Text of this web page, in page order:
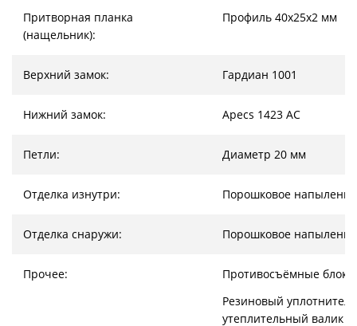
Притворная планка
(нащельник):
Профиль 40х25х2 мм
Верхний замок: Гардиан 1001
Нижний замок: Apecs 1423 AC
Петли: Диаметр 20 мм
Отделка изнутри: Порошковое напыление
Отделка снаружи: Порошковое напыление
Прочее:
Противосъёмные
Резиновый
утеплительный валик